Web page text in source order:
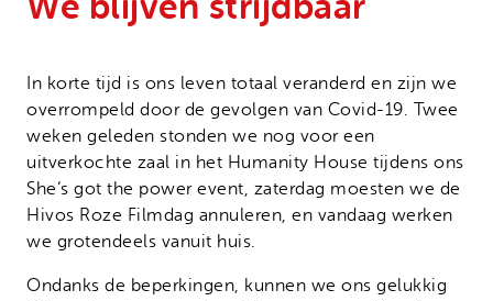
In korte tijd is ons leven totaal veranderd en zijn we
overrompeld door de gevolgen van Covid-19. Twee
weken geleden stonden we nog voor een
uitverkochte zaal in het Humanity House tijdens ons
She’s got the power event, zaterdag moesten we de
Hivos Roze Filmdag annuleren, en vandaag werken
we grotendeels vanuit huis.
Ondanks de beperkingen, kunnen we ons gelukkig
Noodfonds voor activisten
Onze successen
Veelgestelde vragen
Contact